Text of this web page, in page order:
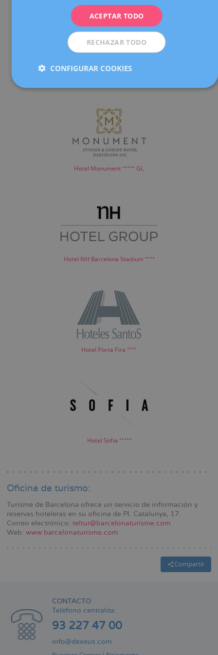
Hotel Monument ***** GL
Hotel NH Barcelona Stadium ****
Hotel Porta Fira ****
Hotel Sofía *****
Oficina de turismo:
Turisme de Barcelona ofrece un servicio de información y
reservas hoteleras en su oficina de Pl. Catalunya, 17.
Correo electrónico: teltur@barcelonaturisme.com
Web: www.barcelonaturisme.com
Compartir
CONTACTO
Teléfono centralita:
93 227 47 00
info@dexeus.com
ACEPTAR TODO
RECHAZAR TODO
CONFIGURAR COOKIES